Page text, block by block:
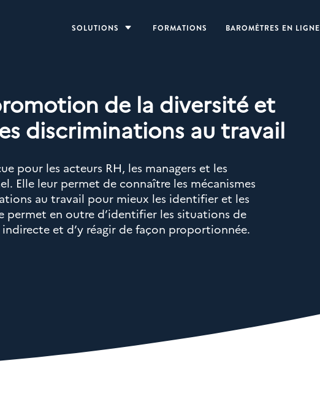
BAROMÈTRES EN LIGNE
FORMATIONS
C
SOLUTIONS
de la diversité et
discriminations au travail
pour les acteurs RH, les managers et les
Elle leur permet de connaître les mécanismes
au travail pour mieux les identifier et les
permet en outre d’identifier les situations de
et d’y réagir de façon proportionnée.